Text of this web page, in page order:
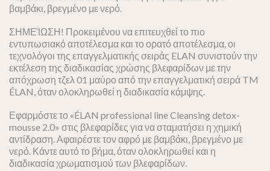
βαμβάκι, βρεγμένο με νερό.
ΣΗΜΕΊΩΣΗ! Προκειμένου να επιτευχθεί το πιο
εντυπωσιακό αποτέλεσμα και το ορατό αποτέλεσμα, οι
τεχνολόγοι της επαγγελματικής σειράς ELAN συνιστούν την
εκτέλεση της διαδικασίας χρώσης βλεφαρίδων με την
απόχρωση τζελ 01 μαύρο από την επαγγελματική σειρά TM
ÉLAN, όταν ολοκληρωθεί η διαδικασία κάμψης.
Εφαρμόστε το «ÉLAN professional line Cleansing detox-
mousse 2.0» στις βλεφαρίδες για να σταματήσει η χημική
αντίδραση. Αφαιρέστε τον αφρό με βαμβάκι, βρεγμένο με
νερό. Κάντε αυτό το βήμα, όταν ολοκληρωθεί και η
διαδικασία χρωματισμού των βλεφαρίδων.